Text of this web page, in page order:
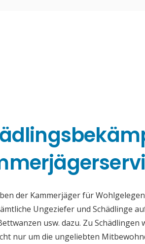
der Kammerjäger für
Ungeziefer und Schädlinge
usw. dazu. Zu
nur um die ungeliebten